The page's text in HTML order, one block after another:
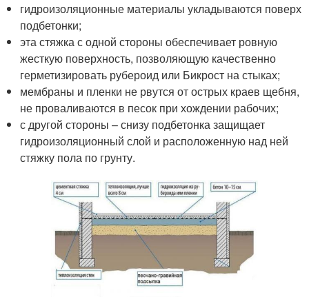
гидроизоляционные материалы укладываются поверх
подбетонки;
эта стяжка с одной стороны обеспечивает ровную
жесткую поверхность, позволяющую качественно
герметизировать рубероид или Бикрост на стыках;
мембраны и пленки не рвутся от острых краев щебня,
не проваливаются в песок при хождении рабочих;
с другой стороны – снизу подбетонка защищает
гидроизоляционный слой и расположенную над ней
стяжку пола по грунту.